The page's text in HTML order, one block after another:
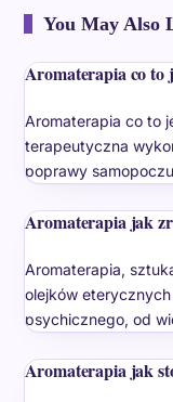
You May Also
Aromaterapia co to
Aromaterapia co to
terapeutyczna
poprawy
Aromaterapia jak
Aromaterapia,
olejków
psychicznego, od
Aromaterapia jak